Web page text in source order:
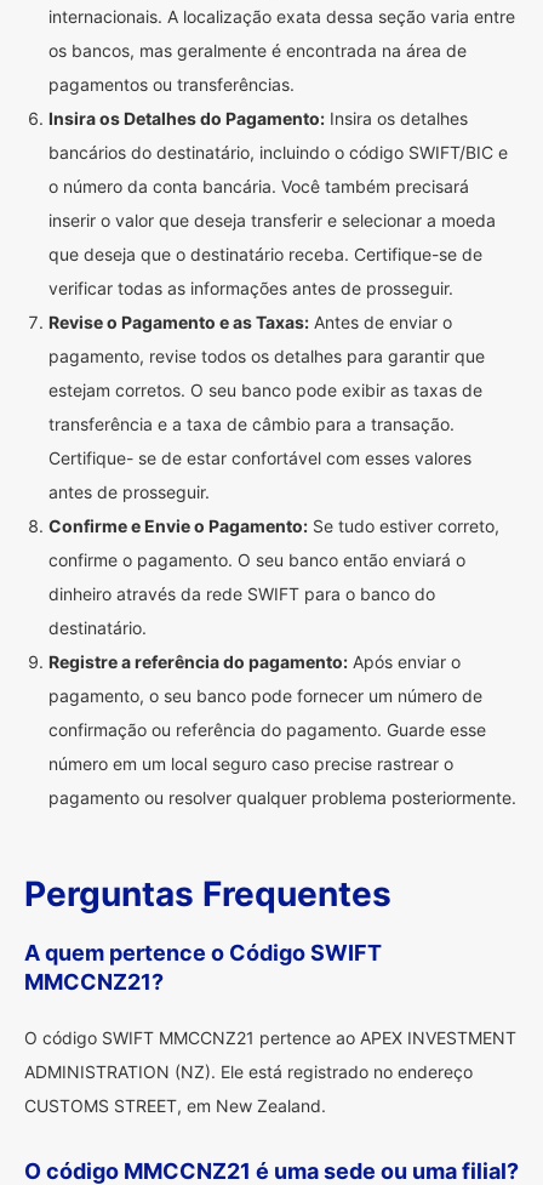
internacionais. A localização exata dessa seção varia entre
os bancos, mas geralmente é encontrada na área de
pagamentos ou transferências.
Insira os Detalhes do Pagamento: Insira os detalhes
bancários do destinatário, incluindo o código SWIFT/BIC e
o número da conta bancária. Você também precisará
inserir o valor que deseja transferir e selecionar a moeda
que deseja que o destinatário receba. Certifique-se de
verificar todas as informações antes de prosseguir.
Revise o Pagamento e as Taxas: Antes de enviar o
pagamento, revise todos os detalhes para garantir que
estejam corretos. O seu banco pode exibir as taxas de
transferência e a taxa de câmbio para a transação.
Certifique- se de estar confortável com esses valores
antes de prosseguir.
Confirme e Envie o Pagamento: Se tudo estiver correto,
confirme o pagamento. O seu banco então enviará o
dinheiro através da rede SWIFT para o banco do
destinatário.
Registre a referência do pagamento: Após enviar o
pagamento, o seu banco pode fornecer um número de
confirmação ou referência do pagamento. Guarde esse
número em um local seguro caso precise rastrear o
pagamento ou resolver qualquer problema posteriormente.
Perguntas Frequentes
A quem pertence o Código SWIFT
MMCCNZ21?
O código SWIFT MMCCNZ21 pertence ao APEX INVESTMENT
ADMINISTRATION (NZ). Ele está registrado no endereço
CUSTOMS STREET, em New Zealand.
O código MMCCNZ21 é uma sede ou uma filial?